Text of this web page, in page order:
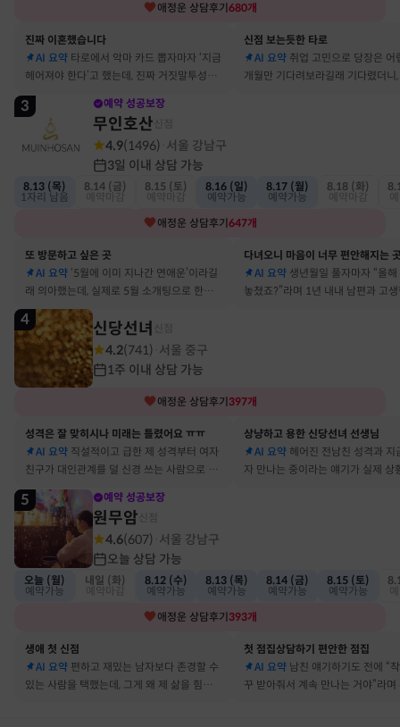
애정운 상담후기 680개
진짜 이혼했습니다
AI 요약 타로에서 악마 카드 뽑자마자 ‘지금
헤어져야 한다’고 했는데, 진짜 거짓말투성이
결혼 생활 끝에 이혼 숙고 중이에요
신점 보는듯한 타로
AI 요약 취업 고민으로 당장은 어
개월만 기다려보라길래 기다렸더니
3 예약 성공보장
무인호산
4.9(1496) 서울 강남구
3일 이내 상담 가능
8.13 (목)
1자리 남음
8.14 (금)
8.15 (토)
8.16 (일)
예약가능
8.17 (월)
예약가능
8.18 (화)
애정운 상담후기 647개
또 방문하고 싶은 곳
AI 요약 ‘5월에 이미 지나간 연애운’이라길
래 의아했는데, 실제로 5월 소개팅으로 한참
고민했던 사람이 있었어요
다녀오니 마음이 너무 편안해지는
AI 요약 생년월일 풀자마자 “올
놓쳤죠?”라며 1년 내내 남편과 고
4 신당선녀
4.2(741) 서울 중구
1주 이내 상담 가능
애정운 상담후기 397개
성격은 잘 맞히시나 미래는 틀렸어요 ㅠㅠ
AI 요약 직설적이고 급한 제 성격부터 여자
친구가 대인관계를 덜 신경 쓰는 사람으로 바
뀔 거란 말까지 그대로 현실이 됐어요
상냥하고 용한 신당선녀 선생님
AI 요약 헤어진 전남친 성격과 지
자 만나는 중이라는 얘기가 실제 상
5 예약 성공보장
원무암
4.6(607) 서울 강남구
오늘 상담 가능
오늘 (월)
예약가능
내일 (화)
8.12 (수)
예약가능
8.13 (목)
예약가능
8.14 (금)
예약가능
8.15 (토)
예약가능
애정운 상담후기 393개
생애 첫 신점
AI 요약 편하고 재밌는 남자보다 존경할 수
있는 사람을 택했는데, 그게 왜 제 삶을 힘들게
첫 점집상담하기 편안한 점집
AI 요약 남친 얘기하기도 전에 “
꾸 받아줘서 계속 만나는 거야”라며